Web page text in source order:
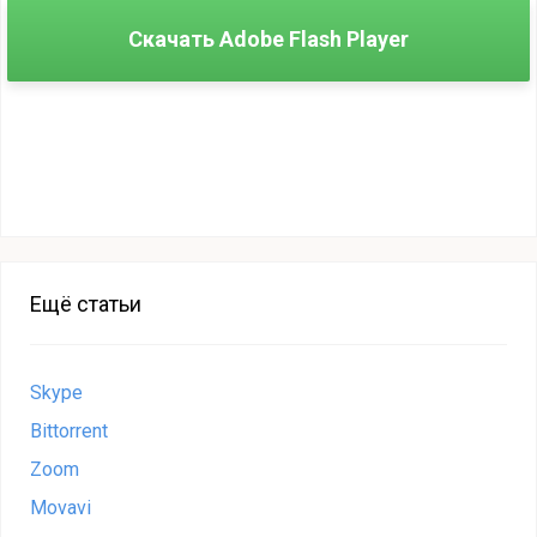
Скачать Adobe Flash Player
Ещё статьи
Skype
Bittorrent
Zoom
Movavi